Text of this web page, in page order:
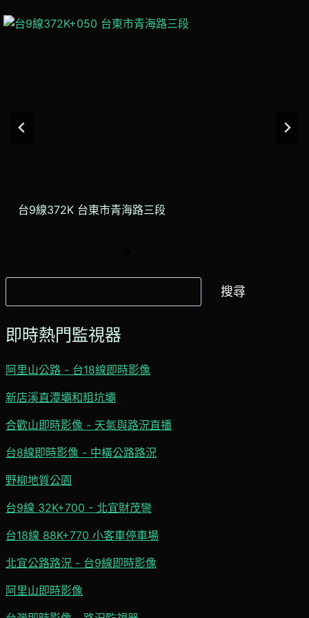
台9線372K 台東市青海路三段
尋
搜尋
即時熱門監視器
阿里山公路 - 台18線即時影像
新店溪直潭壩和粗坑壩
合歡山即時影像 - 天氣與路況直播
台8線即時影像 - 中橫公路路況
野柳地質公園
台9線 32K+700 - 北宜財茂彎
台18線 88K+770 小客車停車場
北宜公路路況 - 台9線即時影像
阿里山即時影像